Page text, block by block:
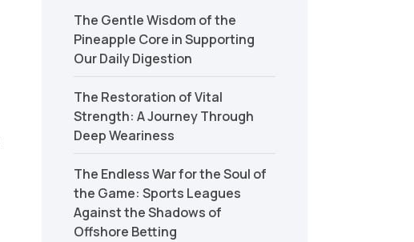
The Gentle Wisdom of the
Pineapple Core in Supporting
Our Daily Digestion
The Restoration of Vital
Strength: A Journey Through
Deep Weariness
The Endless War for the Soul of
the Game: Sports Leagues
Against the Shadows of
Offshore Betting